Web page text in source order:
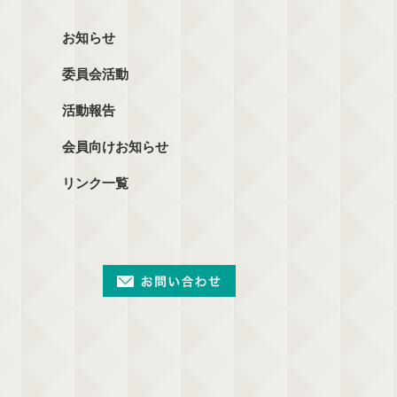
お知らせ
委員会活動
活動報告
会員向けお知らせ
リンク一覧